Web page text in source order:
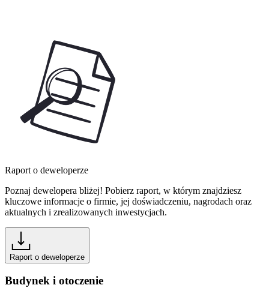
Raport o deweloperze
Poznaj dewelopera bliżej! Pobierz raport, w którym znajdziesz
kluczowe informacje o firmie, jej doświadczeniu, nagrodach oraz
aktualnych i zrealizowanych inwestycjach.
Raport o deweloperze
Budynek i otoczenie